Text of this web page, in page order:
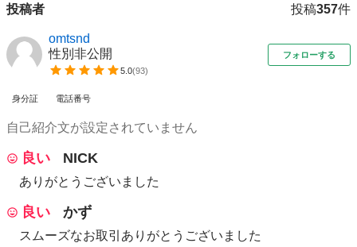
投稿者 投稿357件
omtsnd
性別非公開
5.0(93)
フォローする
身分証 電話番号
自己紹介文が設定されていません
良い NICK
ありがとうございました
良い かず
スムーズなお取引ありがとうございました